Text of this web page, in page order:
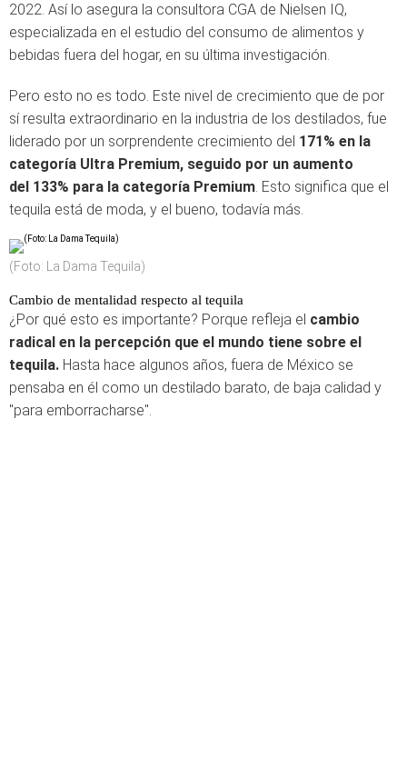
2022. Así lo asegura la consultora CGA de Nielsen IQ,
especializada en el estudio del consumo de alimentos y
bebidas fuera del hogar, en su última investigación.
Pero esto no es todo. Este nivel de crecimiento que de por
sí resulta extraordinario en la industria de los destilados, fue
liderado por un sorprendente crecimiento del 171% en la
categoría Ultra Premium, seguido por un aumento
del 133% para la categoría Premium. Esto significa que el
tequila está de moda, y el bueno, todavía más.
(Foto: La Dama Tequila)
Cambio de mentalidad respecto al tequila
¿Por qué esto es importante? Porque refleja el cambio
radical en la percepción que el mundo tiene sobre el
tequila. Hasta hace algunos años, fuera de México se
pensaba en él como un destilado barato, de baja calidad y
"para emborracharse".